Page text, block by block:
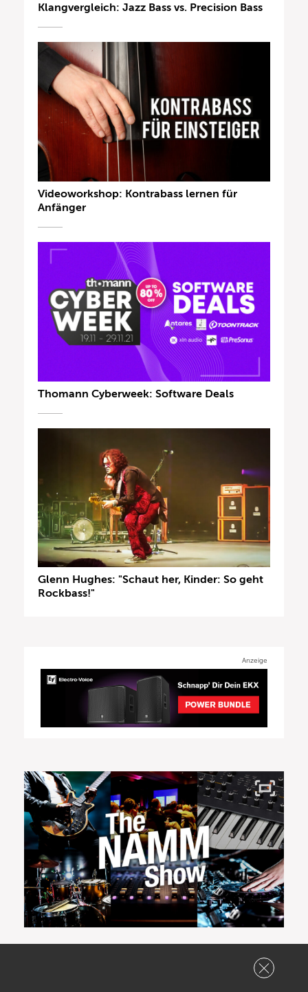
Klangvergleich: Jazz Bass vs. Precision Bass
Videoworkshop: Kontrabass lernen für
Anfänger
Thomann Cyberweek: Software Deals
Glenn Hughes: "Schaut her, Kinder: So geht
Rockbass!"
Anzeige
für den Musikinstrumenten-Markt. Zu der Winter